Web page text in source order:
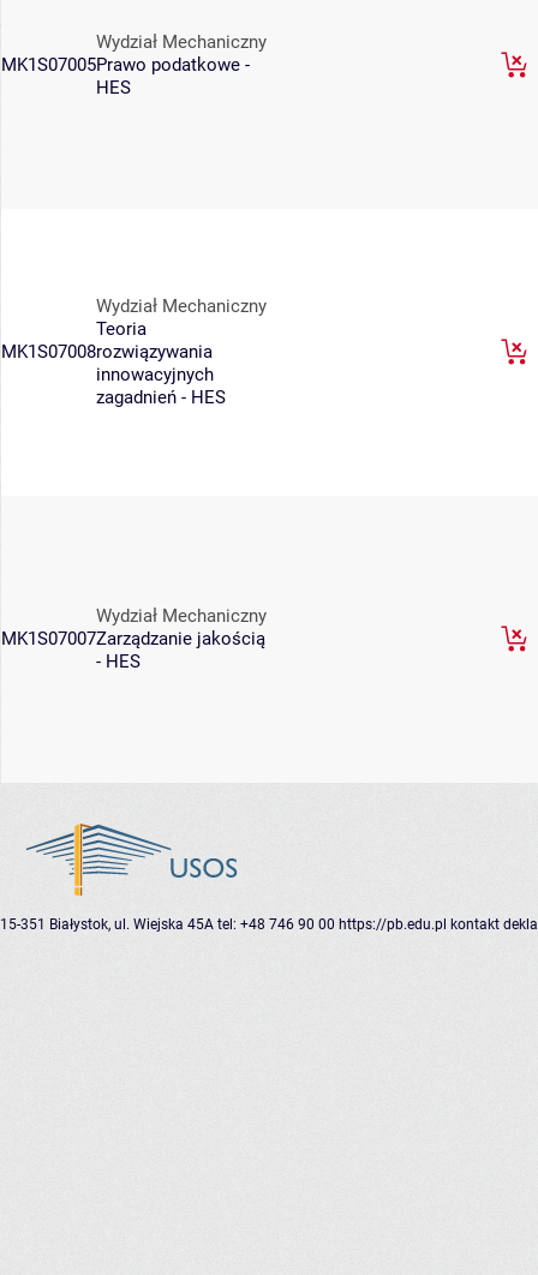
MK1S07005
Wydział Mechaniczny
Prawo podatkowe -
HES
MK1S07008
Wydział Mechaniczny
Teoria
rozwiązywania
innowacyjnych
zagadnień - HES
MK1S07007
Wydział Mechaniczny
Zarządzanie jakością
- HES
15-351 Białystok, ul. Wiejska 45A tel: +48 746 90 00 https://pb.edu.pl kontakt